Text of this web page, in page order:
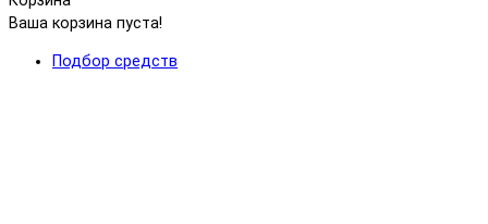
Ваша корзина пуста!
Подбор средств